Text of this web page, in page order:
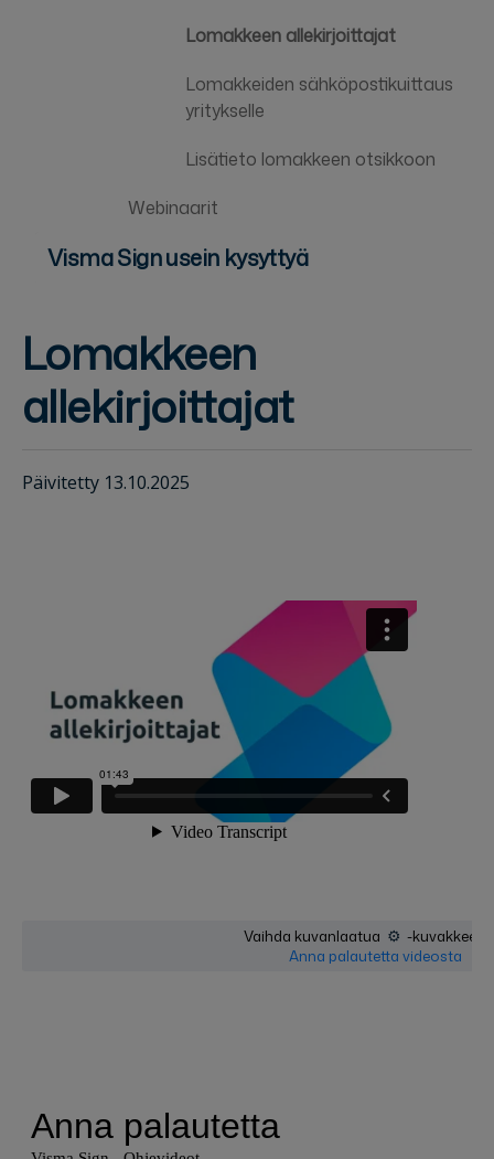
Lomakkeen allekirjoittajat
Lomakkeiden sähköpostikuittaus
yritykselle
Lisätieto lomakkeen otsikkoon
Webinaarit
Visma Sign usein kysyttyä
Lomakkeen
allekirjoittajat
Päivitetty 13.10.2025
Vaihda kuvanlaatua ⚙️ -
Anna palautetta videosta